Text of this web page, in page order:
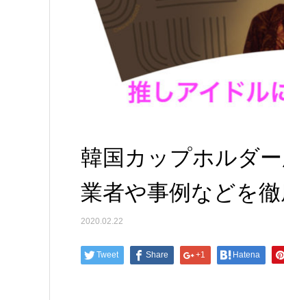
韓国カップホルダ
業者や事例などを
2020.02.22
Tweet Share +1 Hatena